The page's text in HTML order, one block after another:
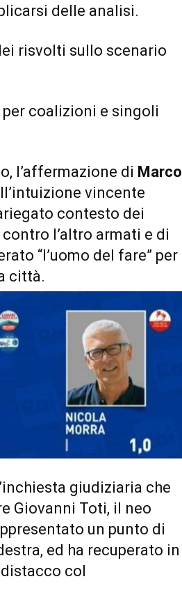
delle analisi.
risvolti sullo scenario
coalizioni e singoli
l’affermazione di Marco
vincente
contesto dei
l’altro armati e di
“l’uomo del fare” per
città.
giudiziaria che
Giovanni Toti, il neo
un punto di
ed ha recuperato in
col